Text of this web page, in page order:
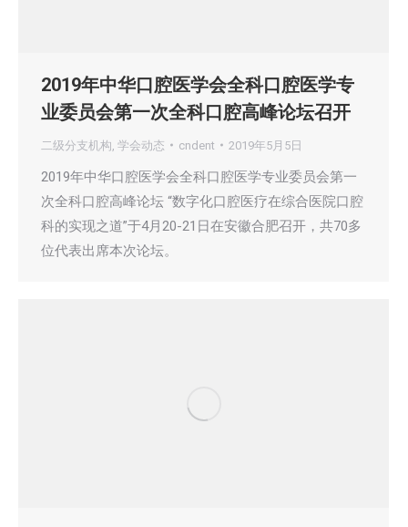
2019年中华口腔医学会全科口腔医学专
业委员会第一次全科口腔高峰论坛召开
二级分支机构 学会动态 cndent 2019年5月5日
2019年中华口腔医学会全科口腔医学专业委员会第一
次全科口腔高峰论坛 “数字化口腔医疗在综合医院口腔
科的实现之道”于4月20-21日在安徽合肥召开，共70多
位代表出席本次论坛。